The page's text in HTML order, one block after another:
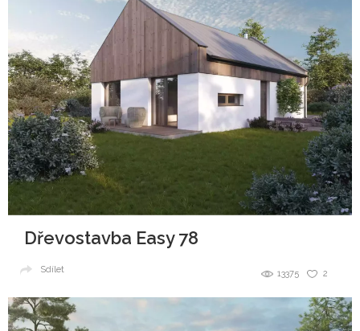
Dřevostavba Easy 78
2
13375
Sdílet